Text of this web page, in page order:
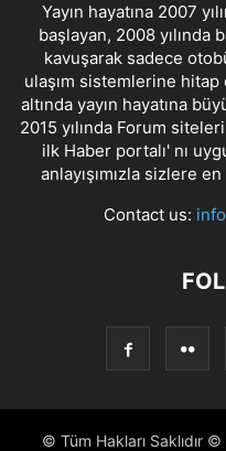
Yayın hayatına 2007
başlayan, 2008
kavuşarak sadece
ulaşım sistemlerine hitap
altında yayın hayatına
2015 yılında Forum
ilk Haber portalı' nı
anlayışımızla sizlere
Contact us:
© Tüm Hakları Saklıdır